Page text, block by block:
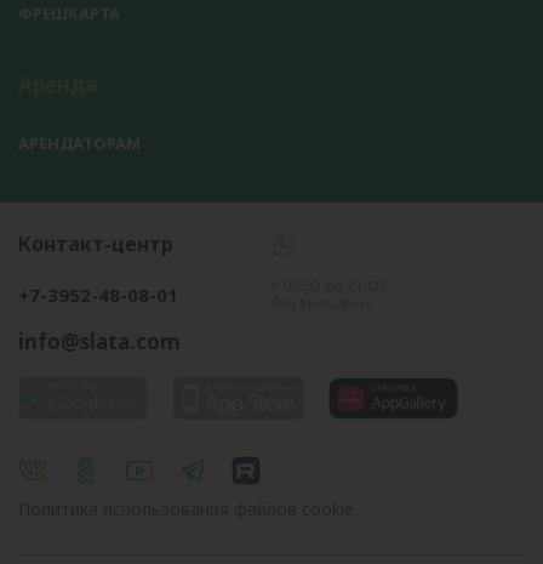
ФРЕШКАРТА
АРЕНДАТОРАМ
Контакт-центр
+7-3952-48-08-01
info@slata.com
Политика использования файлов cookie